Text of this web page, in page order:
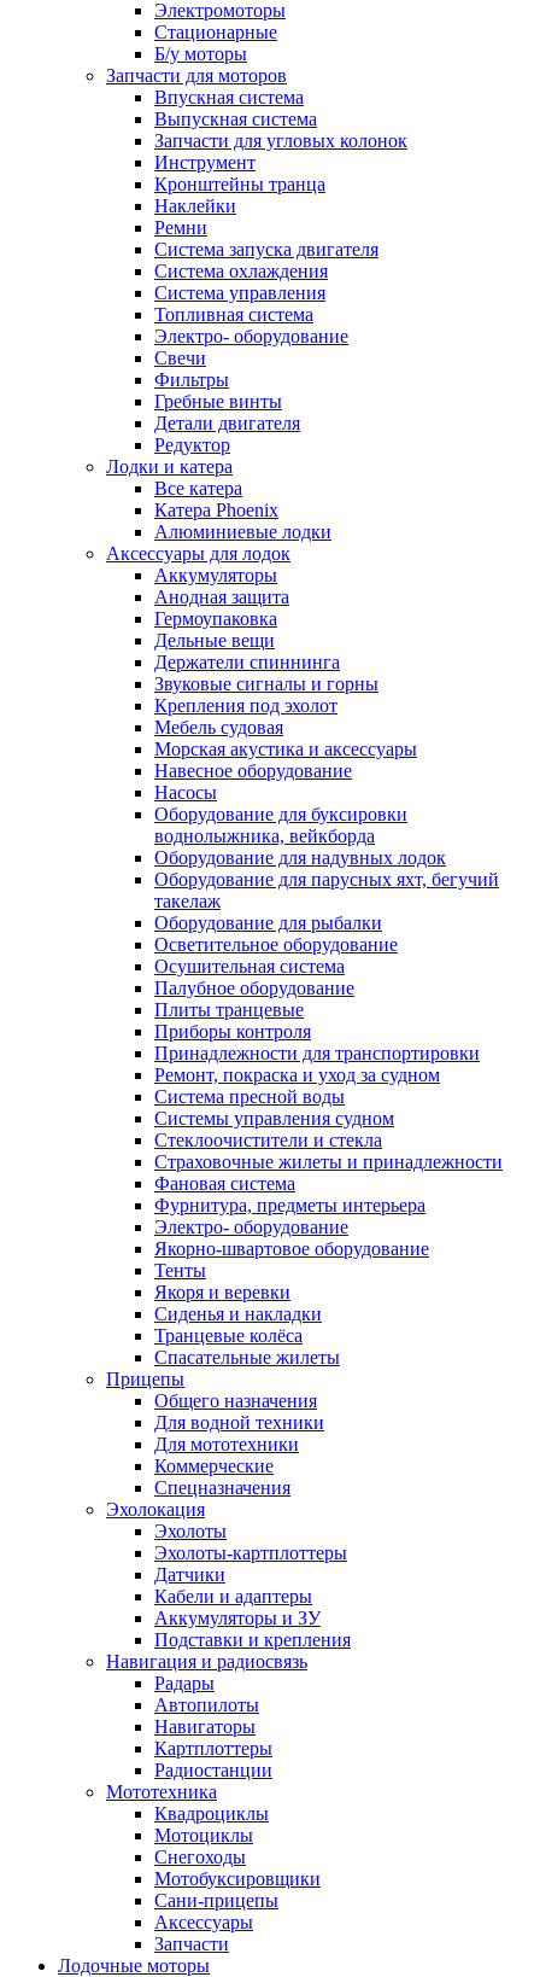
Электромоторы
Стационарные
Б/у моторы
Запчасти для моторов
Впускная система
Выпускная система
Запчасти для угловых колонок
Инструмент
Кронштейны транца
Наклейки
Ремни
Система запуска двигателя
Система охлаждения
Система управления
Топливная система
Электро- оборудование
Свечи
Фильтры
Гребные винты
Детали двигателя
Редуктор
Лодки и катера
Все катера
Катера Phoenix
Алюминиевые лодки
Аксессуары для лодок
Аккумуляторы
Анодная защита
Гермоупаковка
Дельные вещи
Держатели спиннинга
Звуковые сигналы и горны
Крепления под эхолот
Мебель судовая
Морская акустика и аксессуары
Навесное оборудование
Насосы
Оборудование для буксировки
воднолыжника, вейкборда
Оборудование для надувных лодок
Оборудование для парусных яхт, бегучий
такелаж
Оборудование для рыбалки
Осветительное оборудование
Осушительная система
Палубное оборудование
Плиты транцевые
Приборы контроля
Принадлежности для транспортировки
Ремонт, покраска и уход за судном
Система пресной воды
Системы управления судном
Стеклоочистители и стекла
Страховочные жилеты и принадлежности
Фановая система
Фурнитура, предметы интерьера
Электро- оборудование
Якорно-швартовое оборудование
Тенты
Якоря и веревки
Сиденья и накладки
Транцевые колёса
Спасательные жилеты
Прицепы
Общего назначения
Для водной техники
Для мототехники
Коммерческие
Спецназначения
Эхолокация
Эхолоты
Эхолоты-картплоттеры
Датчики
Кабели и адаптеры
Аккумуляторы и ЗУ
Подставки и крепления
Навигация и радиосвязь
Радары
Автопилоты
Навигаторы
Картплоттеры
Радиостанции
Мототехника
Квадроциклы
Мотоциклы
Снегоходы
Мотобуксировщики
Сани-прицепы
Аксессуары
Запчасти
Лодочные моторы